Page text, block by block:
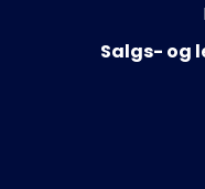
Salgs- og